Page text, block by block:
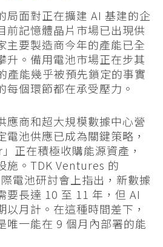
局面對正在擴建 AI 基建的企
前記憶體晶片市場已出現供
主要製造商今年的產能已全
升。備用電池市場正在步其
產能幾乎被預先鎖定的事實
每個環節都在承受壓力。
應商和超大規模數據中心營
電池供應已成為關鍵策略，
正在積極收購能源資產，
施。TDK Ventures 的
電池研討會上指出，新數據
要長達 10 至 11 年，但 AI
以月計。在這種時間差下，
唯一能在 9 個月內部署的能